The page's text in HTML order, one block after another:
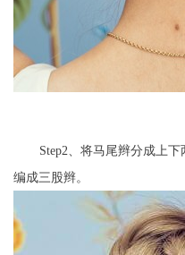
Step2、将马尾辫分成上
编成三股辫。